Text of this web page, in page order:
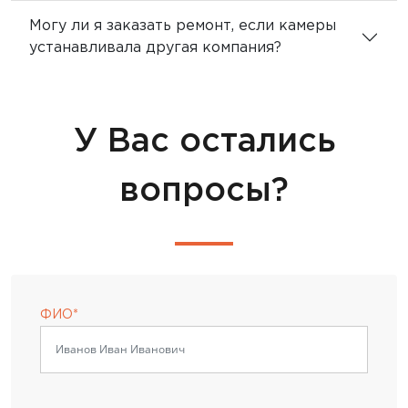
Могу ли я заказать ремонт, если камеры
устанавливала другая компания?
У Вас остались
вопросы?
ФИО*